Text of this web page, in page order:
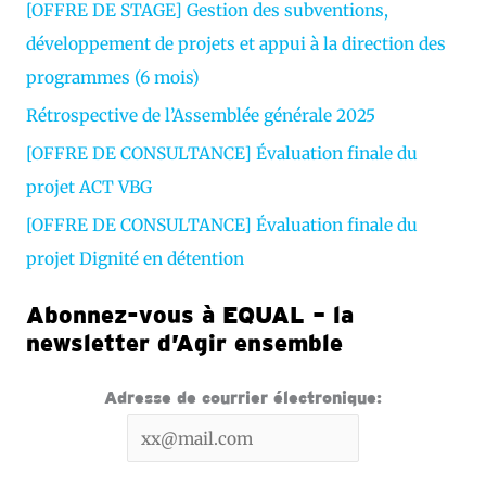
é
o
[OFFRE DE STAGE] Gestion des subventions,
développement de projets et appui à la direction des
programmes (6 mois)
Rétrospective de l’Assemblée générale 2025
[OFFRE DE CONSULTANCE] Évaluation finale du
projet ACT VBG
[OFFRE DE CONSULTANCE] Évaluation finale du
projet Dignité en détention
Abonnez-vous à EQUAL – la
newsletter d’Agir ensemble
Adresse de courrier électronique: